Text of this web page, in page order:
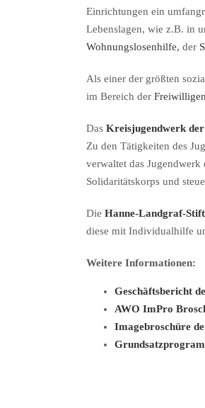
Einrichtungen ein
Lebenslagen, wie z.B. in
Wohnungslosenhilfe, der
Als einer der größten
im Bereich der
Das Kreisjugendwerk
Zu den Tätigkeiten des
verwaltet das Jugendwerk
Solidaritätskorps und
Die Hanne-Landgraf-
diese mit Individualhilfe
Weitere Informationen:
Geschäftsbericht
AWO ImPro
Imagebroschüre